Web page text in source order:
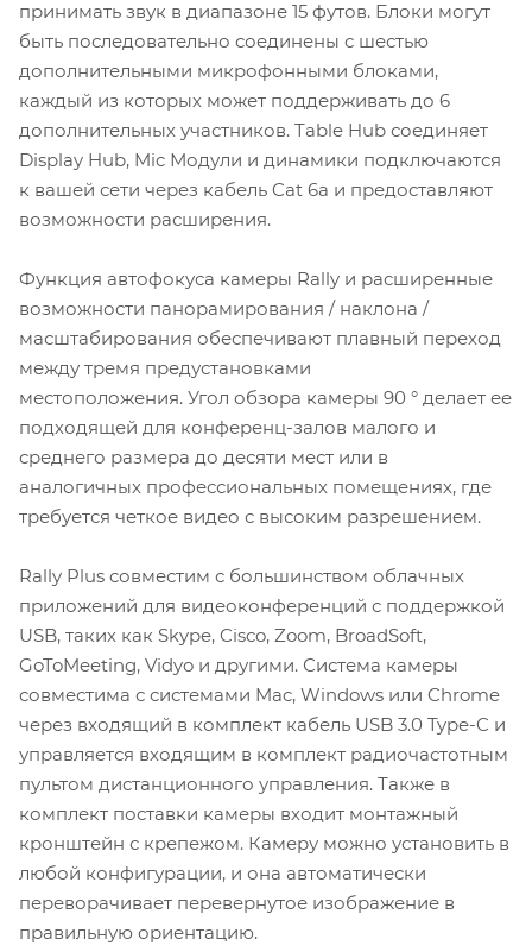
принимать звук в диапазоне 15 футов. Блоки могут
быть последовательно соединены с шестью
дополнительными микрофонными блоками,
каждый из которых может поддерживать до 6
дополнительных участников. Table Hub соединяет
Display Hub, Mic Модули и динамики подключаются
к вашей сети через кабель Cat 6a и предоставляют
возможности расширения.
Функция автофокуса камеры Rally и расширенные
возможности панорамирования / наклона /
масштабирования обеспечивают плавный переход
между тремя предустановками
местоположения. Угол обзора камеры 90 ° делает ее
подходящей для конференц-залов малого и
среднего размера до десяти мест или в
аналогичных профессиональных помещениях, где
требуется четкое видео с высоким разрешением.
Rally Plus совместим с большинством облачных
приложений для видеоконференций с поддержкой
USB, таких как Skype, Cisco, Zoom, BroadSoft,
GoToMeeting, Vidyo и другими. Система камеры
совместима с системами Mac, Windows или Chrome
через входящий в комплект кабель USB 3.0 Type-C и
управляется входящим в комплект радиочастотным
пультом дистанционного управления. Также в
комплект поставки камеры входит монтажный
кронштейн с крепежом. Камеру можно установить в
любой конфигурации, и она автоматически
переворачивает перевернутое изображение в
правильную ориентацию.